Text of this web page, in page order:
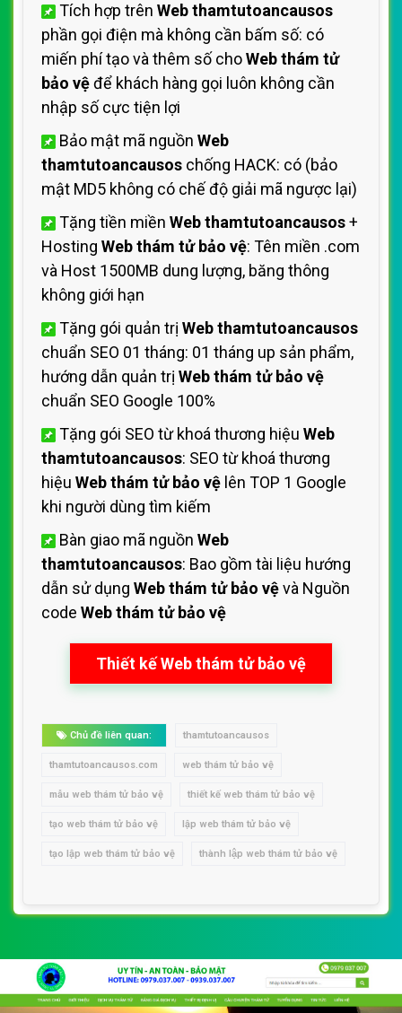
Tích hợp trên Web thamtutoancausos
phần gọi điện mà không cần bấm số: có
miến phí tạo và thêm số choWeb thám tử
bảo vệđể khách hàng gọi luôn không cần
nhập số cực tiện lợi
Bảo mật mã nguồn Web
thamtutoancausos chống HACK: có (bảo
mật MD5 không có chế độ giải mã ngược lại)
Tặng tiền miền Web thamtutoancausos+
Hosting Web thám tử bảo vệ: Tên miền .com
và Host 1500MB dung lượng, băng thông
không giới hạn
Tặng gói quản trị Web thamtutoancausos
chuẩn SEO 01 tháng: 01 tháng up sản phẩm,
hướng dẫn quản trị Web thám tử bảo vệ
chuẩn SEO Google 100%
Tặng gói SEO từ khoá thương hiệu Web
thamtutoancausos: SEO từ khoá thương
hiệu Web thám tử bảo vệ lên TOP 1 Google
khi người dùng tìm kiếm
Bàn giao mã nguồn Web
thamtutoancausos: Bao gồm tài liệu hướng
dẫn sử dụng Web thám tử bảo vệvà Nguồn
code Web thám tử bảo vệ
Thiết kế Web thám tử bảo vệ
Chủ đề liên quan: thamtutoancausos
thamtutoancausos.com web thám tử bảo vệ
mẫu web thám tử bảo vệ thiết kế web thám tử bảo vệ
tạo web thám tử bảo vệ lập web thám tử bảo vệ
tạo lập web thám tử bảo vệ thành lập web thám tử bảo vệ